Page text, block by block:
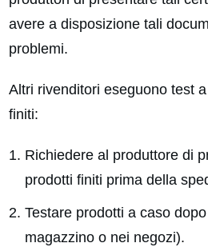
avere a disposizione tali
problemi.
Altri rivenditori eseguono test
finiti:
Richiedere al produttore di
prodotti finiti prima della
Testare prodotti a caso
magazzino o nei negozi).